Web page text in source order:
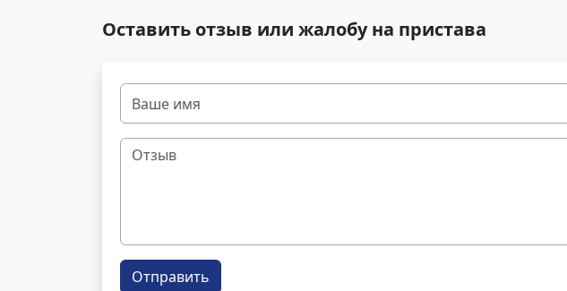
Оставить отзыв или жалобу на пристава
Отправить